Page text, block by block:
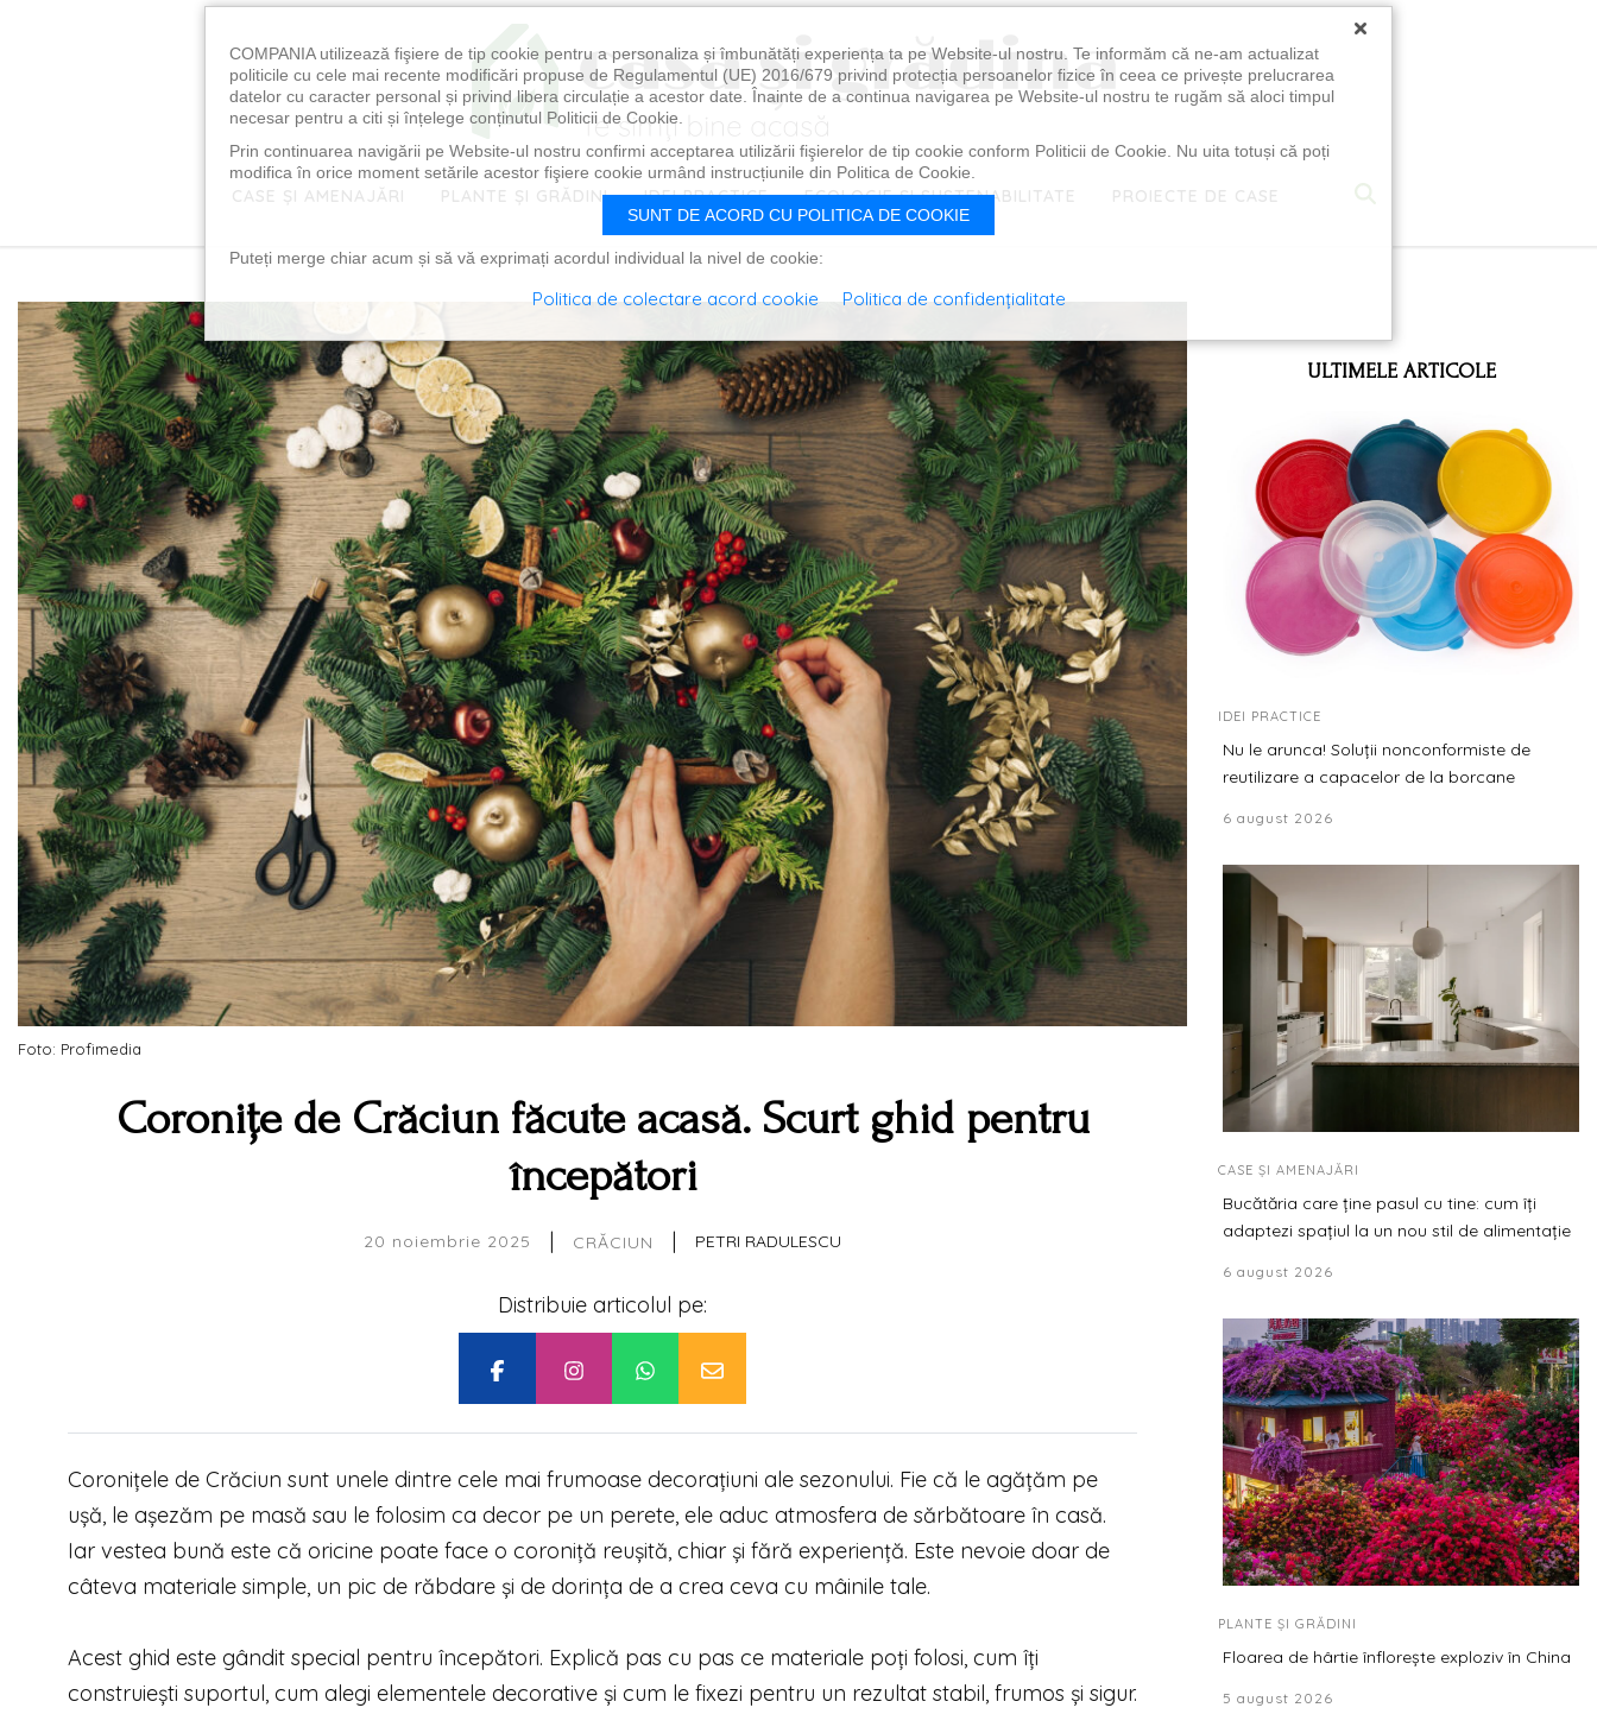
CASE ȘI AMENAJĂRI PLANTE ȘI GRĂDINI IDEI PRACTICE ECOLOGIE ȘI SUSTENABILITATE PROIECTE DE CASE
Foto: Profimedia
Coronițe de Crăciun făcute acasă. Scurt ghid pentru
începători
20 noiembrie 2025 | CRĂCIUN | PETRI RADULESCU
Distribuie articolul pe:
Coronițele de Crăciun sunt unele dintre cele mai frumoase decorațiuni ale sezonului. Fie că le agățăm pe
ușă, le așezăm pe masă sau le folosim ca decor pe un perete, ele aduc atmosfera de sărbătoare în casă.
Iar vestea bună este că oricine poate face o coroniță reușită, chiar și fără experiență. Este nevoie doar de
câteva materiale simple, un pic de răbdare și de dorința de a crea ceva cu mâinile tale.
Acest ghid este gândit special pentru începători. Explică pas cu pas ce materiale poți folosi, cum îți
construiești suportul, cum alegi elementele decorative și cum le fixezi pentru un rezultat stabil, frumos și sigur.
ULTIMELE ARTICOLE
IDEI PRACTICE
Nu le arunca! Soluții nonconformiste de
reutilizare a capacelor de la borcane
6 august 2026
CASE ȘI AMENAJĂRI
Bucătăria care ține pasul cu tine: cum îți
adaptezi spațiul la un nou stil de alimentație
6 august 2026
PLANTE ȘI GRĂDINI
Floarea de hârtie înflorește exploziv în China
5 august 2026
×
COMPANIA utilizează fişiere de tip cookie pentru a personaliza și îmbunătăți experiența ta pe Website-ul nostru. Te informăm că ne-am actualizat
politicile cu cele mai recente modificări propuse de Regulamentul (UE) 2016/679 privind protecția persoanelor fizice în ceea ce privește prelucrarea
datelor cu caracter personal și privind libera circulație a acestor date. Înainte de a continua navigarea pe Website-ul nostru te rugăm să aloci timpul
necesar pentru a citi și înțelege conținutul Politicii de Cookie.
Prin continuarea navigării pe Website-ul nostru confirmi acceptarea utilizării fişierelor de tip cookie conform Politicii de Cookie. Nu uita totuși că poți
modifica în orice moment setările acestor fişiere cookie urmând instrucțiunile din Politica de Cookie.
SUNT DE ACORD CU POLITICA DE COOKIE
Puteți merge chiar acum și să vă exprimați acordul individual la nivel de cookie:
Politica de colectare acord cookie Politica de confidențialitate